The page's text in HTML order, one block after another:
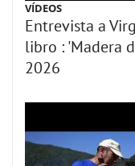
VÍDEOS
Entrevista a
libro : 'Madera
2026